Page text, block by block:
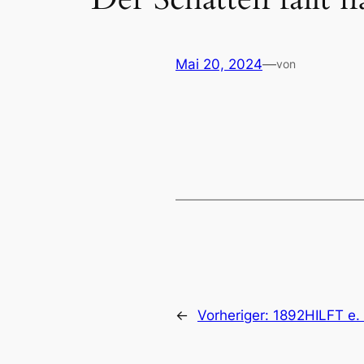
Mai 20, 2024—von
← Vorheriger: 1892HILFT e.